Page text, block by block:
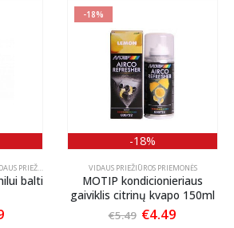
PRIEŽIŪROS PRIEMONĖS
balti
-18%
-18%
VIDAUS PRIEŽIŪROS PRIEMONĖS
MOTIP kondicionieriaus
gaiviklis citrinų kvapo 150ml
€5.49 Original
€4.49